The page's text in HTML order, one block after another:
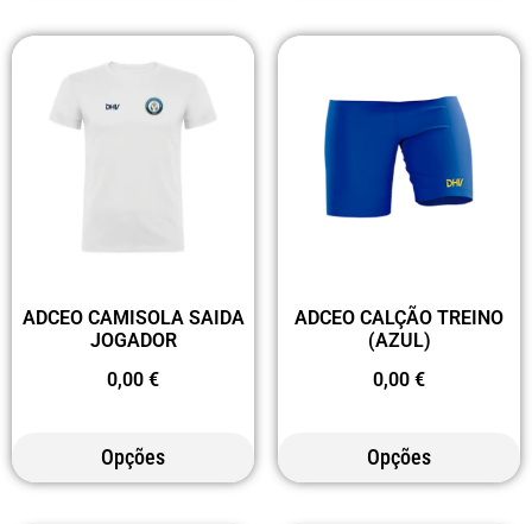
ADCEO CAMISOLA SAIDA
JOGADOR
0,00 €
Opções
ADCEO CALÇÃO TREINO
(AZUL)
0,00 €
Opções